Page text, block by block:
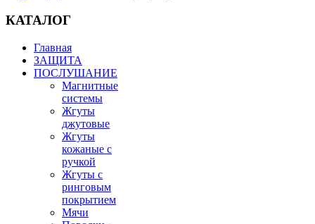
КАТАЛОГ
Главная
ЗАЩИТА
ПОСЛУШАНИЕ
Магнитные
системы
Жгуты
джутовые
Жгуты
кожаные с
ручкой
Жгуты с
ринговым
покрытием
Мячи